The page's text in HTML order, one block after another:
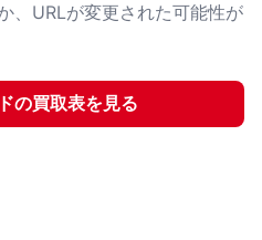
、URLが変更された可能性が
の買取表を見る